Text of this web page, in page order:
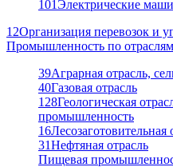
101Электрические
12Организация перевозок и
Промышленность по отраслям
39Аграрная отрасль,
40Газовая отрасль
128Геологическая
промышленность
16Лесозаготовительная
31Нефтяная отрасль
Пищевая